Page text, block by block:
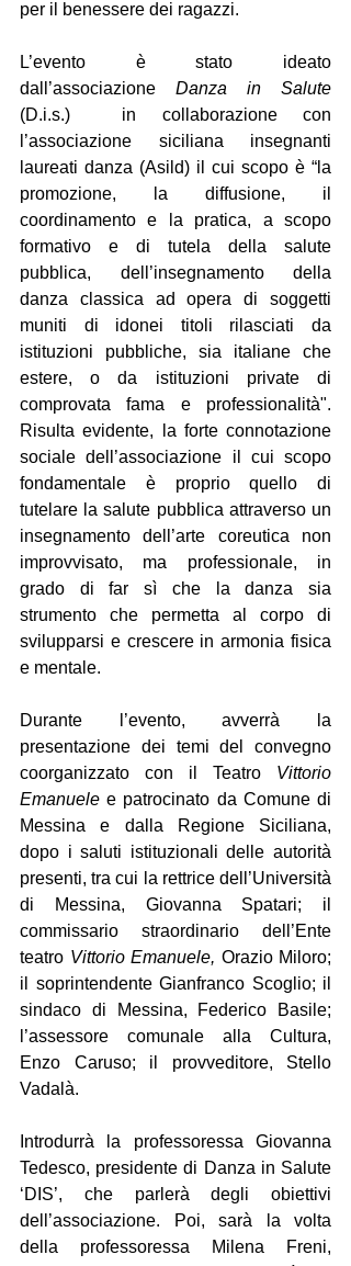
per il benessere dei ragazzi.
L’evento è stato ideato
dall’associazione
(D.i.s.)  in collaborazione con
l’associazione siciliana insegnanti
laureati danza (Asild) il cui scopo è “la
promozione, la diffusione, il
coordinamento e la pratica, a scopo
formativo e di tutela della salute
pubblica, dell’insegnamento della
danza classica ad opera di soggetti
muniti di idonei titoli rilasciati da
istituzioni pubbliche, sia italiane che
estere, o da istituzioni private di
comprovata fama e professionalità".
Risulta evidente, la forte connotazione
sociale dell’associazione il cui scopo
fondamentale è proprio quello di
tutelare la salute pubblica attraverso un
insegnamento dell’arte coreutica non
improvvisato, ma professionale, in
grado di far sì che la danza sia
strumento che permetta al corpo di
svilupparsi e crescere in armonia fisica
e mentale.
Durante l’evento, avverrà la
presentazione dei temi del convegno
coorganizzato con il Teatro Vittorio
Emanuele e patrocinato da Comune di
Messina e dalla Regione Siciliana,
dopo i saluti istituzionali delle autorità
presenti, tra cui la rettrice dell’Università
di Messina, Giovanna Spatari; il
commissario straordinario dell’Ente
teatro Vittorio Emanuele, Orazio Miloro;
il soprintendente Gianfranco Scoglio; il
sindaco di Messina, Federico Basile;
l’assessore comunale alla Cultura,
Enzo Caruso; il provveditore, Stello
Vadalà.
Introdurrà la professoressa Giovanna
Tedesco, presidente di Danza in Salute
‘DIS’, che parlerà degli obiettivi
dell’associazione. Poi, sarà la volta
della professoressa Milena Freni,